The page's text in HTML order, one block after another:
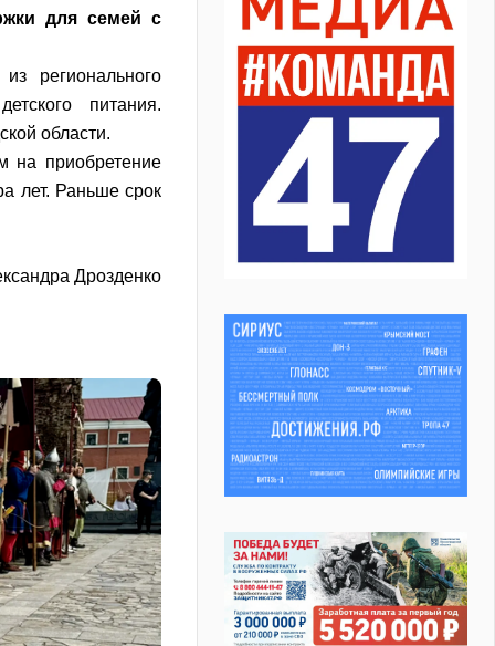
для семей с
регионального
питания.
области.
на приобретение
лет. Раньше срок
Дрозденко